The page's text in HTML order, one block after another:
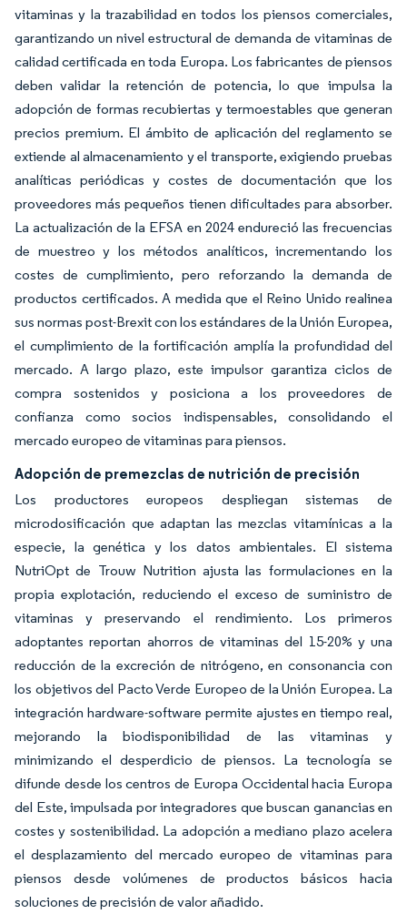
vitaminas y la trazabilidad en todos los piensos comerciales,
garantizando un nivel estructural de demanda de vitaminas de
calidad certificada en toda Europa. Los fabricantes de piensos
deben validar la retención de potencia, lo que impulsa la
adopción de formas recubiertas y termoestables que generan
precios premium. El ámbito de aplicación del reglamento se
extiende al almacenamiento y el transporte, exigiendo pruebas
analíticas periódicas y costes de documentación que los
proveedores más pequeños tienen dificultades para absorber.
La actualización de la EFSA en 2024 endureció las frecuencias
de muestreo y los métodos analíticos, incrementando los
costes de cumplimiento, pero reforzando la demanda de
productos certificados. A medida que el Reino Unido realinea
sus normas post-Brexit con los estándares de la Unión Europea,
el cumplimiento de la fortificación amplía la profundidad del
mercado. A largo plazo, este impulsor garantiza ciclos de
compra sostenidos y posiciona a los proveedores de
confianza como socios indispensables, consolidando el
mercado europeo de vitaminas para piensos.
Adopción de premezclas de nutrición de precisión
Los productores europeos despliegan sistemas de
microdosificación que adaptan las mezclas vitamínicas a la
especie, la genética y los datos ambientales. El sistema
NutriOpt de Trouw Nutrition ajusta las formulaciones en la
propia explotación, reduciendo el exceso de suministro de
vitaminas y preservando el rendimiento. Los primeros
adoptantes reportan ahorros de vitaminas del 15-20% y una
reducción de la excreción de nitrógeno, en consonancia con
los objetivos del Pacto Verde Europeo de la Unión Europea. La
integración hardware-software permite ajustes en tiempo real,
mejorando la biodisponibilidad de las vitaminas y
minimizando el desperdicio de piensos. La tecnología se
difunde desde los centros de Europa Occidental hacia Europa
del Este, impulsada por integradores que buscan ganancias en
costes y sostenibilidad. La adopción a mediano plazo acelera
el desplazamiento del mercado europeo de vitaminas para
piensos desde volúmenes de productos básicos hacia
soluciones de precisión de valor añadido.